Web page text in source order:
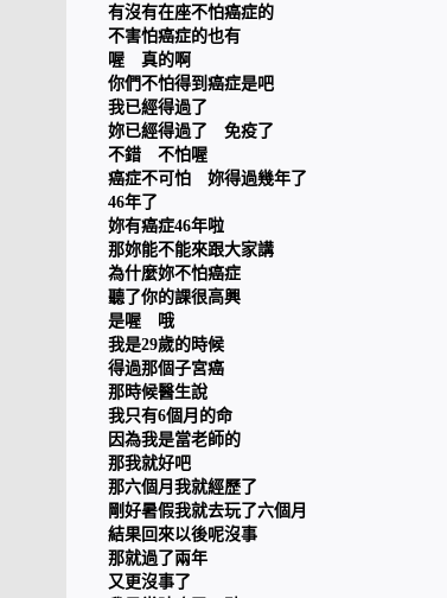
有沒有在座不怕癌症的
不害怕癌症的也有
喔 真的啊
你們不怕得到癌症是吧
我已經得過了
妳已經得過了 免疫了
不錯 不怕喔
癌症不可怕 妳得過幾年了
46年了
妳有癌症46年啦
那妳能不能來跟大家講
為什麼妳不怕癌症
聽了你的課很高興
是喔 哦
我是29歲的時候
得過那個子宮癌
那時候醫生說
我只有6個月的命
因為我是當老師的
那我就好吧
那六個月我就經歷了
剛好暑假我就去玩了六個月
結果回來以後呢沒事
那就過了兩年
又更沒事了